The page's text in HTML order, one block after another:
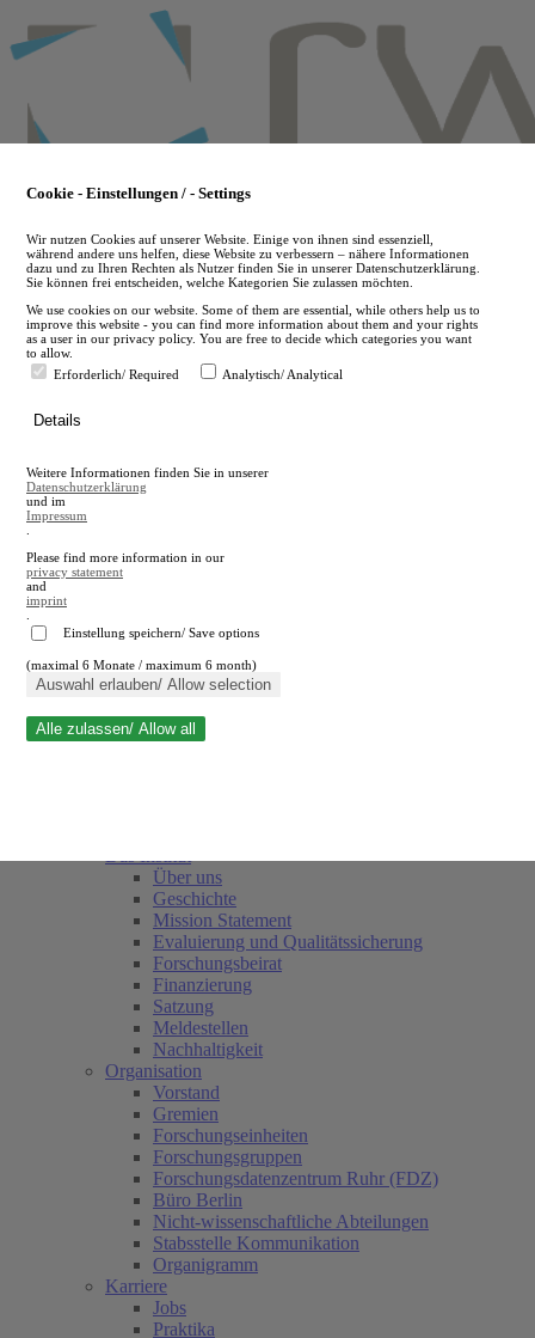
to
main
en
A
A
Suche schließen
Über uns
Geschichte
Mission Statement
Evaluierung und Qualitätssicherung
Forschungsbeirat
Finanzierung
Satzung
Meldestellen
Nachhaltigkeit
Organisation
Vorstand
Gremien
Forschungseinheiten
Forschungsgruppen
Forschungsdatenzentrum Ruhr (FDZ)
Büro Berlin
Nicht-wissenschaftliche Abteilungen
Stabsstelle Kommunikation
Organigramm
Karriere
Jobs
Praktika
Cookie - Einstellungen / - Settings
Wir nutzen Cookies auf unserer Website. Einige von ihnen sind essenziell,
während andere uns helfen, diese Website zu verbessern – nähere Informationen
dazu und zu Ihren Rechten als Nutzer finden Sie in unserer Datenschutzerklärung.
Sie können frei entscheiden, welche Kategorien Sie zulassen möchten.
We use cookies on our website. Some of them are essential, while others help us to
improve this website - you can find more information about them and your rights
as a user in our privacy policy. You are free to decide which categories you want
to allow.
Erforderlich/ Required
Analytisch/ Analytical
Details
Weitere Informationen finden Sie in unserer
Datenschutzerklärung
und im
Impressum
Please find more information in our
privacy statement
and
imprint
Einstellung speichern/ Save options
(maximal 6 Monate / maximum 6 month)
Auswahl erlauben/ Allow selection
Alle zulassen/ Allow all